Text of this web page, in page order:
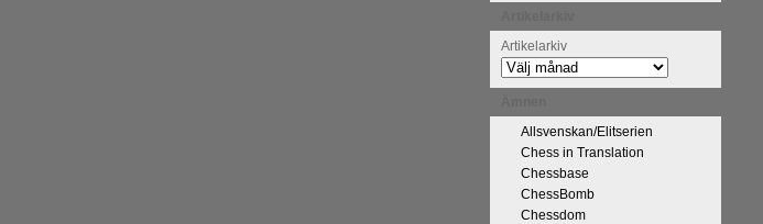
Artikelarkiv
Allsvenskan/Elitserien
Chess in Translation
Chessbase
ChessBomb
Chessdom